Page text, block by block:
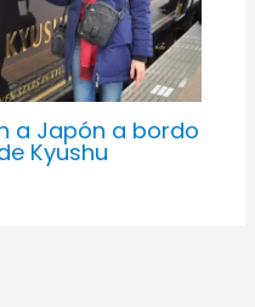
a Japón a bordo
Kyushu